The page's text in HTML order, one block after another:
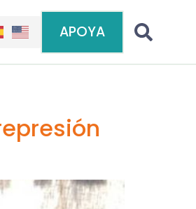
APOYA